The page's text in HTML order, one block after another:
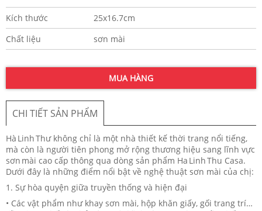
Kích thước
25x16.7cm
Chất liệu
sơn mài
MUA HÀNG
CHI TIẾT SẢN PHẨM
Hà Linh Thư không chỉ là một nhà thiết kế thời trang nổi tiếng,
mà còn là người tiên phong mở rộng thương hiệu sang lĩnh vực
sơn mài cao cấp thông qua dòng sản phẩm Ha Linh Thu Casa.
Dưới đây là những điểm nổi bật về nghệ thuật sơn mài của chị:
1. Sự hòa quyện giữa truyền thống và hiện đại
• Các vật phẩm như khay sơn mài, hộp khăn giấy, gối trang trí…